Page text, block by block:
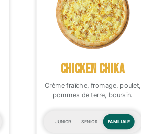
CHICKEN CHIKA
Crème fraîche, fromage, poulet,
pommes de terre, boursin.
JUNIOR SENIOR FAMILIALE